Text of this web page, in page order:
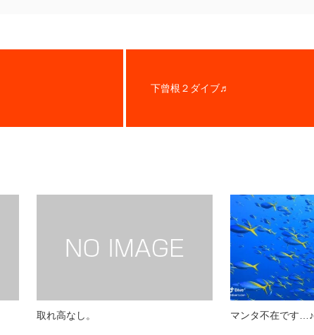
下曾根２ダイブ♬
取れ高なし。 マンタ不在です…♪